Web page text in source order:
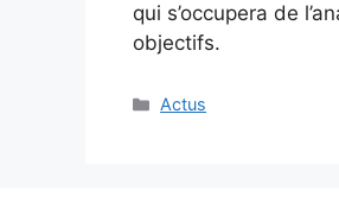
qui s’occupera de
objectifs.
Catégories
Actus